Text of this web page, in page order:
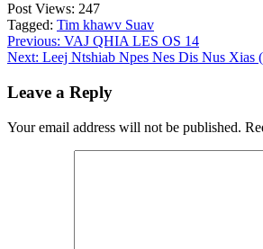
Post Views: 247
Tagged: Tim khawv Suav
Post
navigation
Previous: VAJ QHIA LES OS 14
Next: Leej Ntshiab Npes Nes Dis Nus Xias
Leave a Reply
Your email address will not be published.